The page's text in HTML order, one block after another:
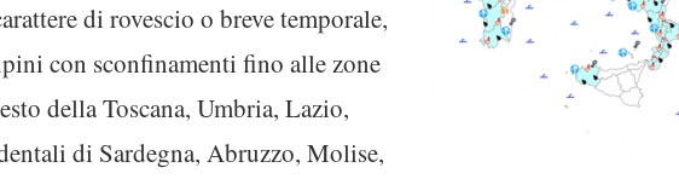
di rovescio o breve temporale,
con sconfinamenti fino alle zone
della Toscana, Umbria, Lazio,
di Sardegna, Abruzzo, Molise,